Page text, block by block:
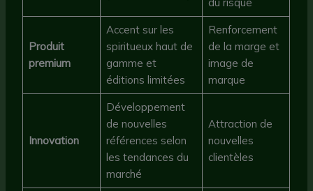
du risque
Produit
premium
Accent sur les
spiritueux haut de
gamme et
éditions limitées
Renforcement
de la marge et
image de
marque
Innovation
Développement
de nouvelles
références selon
les tendances du
marché
Attraction de
nouvelles
clientèles